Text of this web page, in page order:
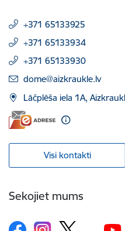
+371 65133925
+371 65133934
+371 65133930
E-pasts:
dome@aizkraukle.lv
Lāčplēša iela 1A,
Visi kontakti
Sekojiet mums